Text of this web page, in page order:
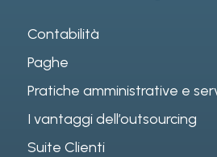
Contabilità
Paghe
Pratiche amministrative e
I vantaggi dell’outsourcing
Suite Clienti